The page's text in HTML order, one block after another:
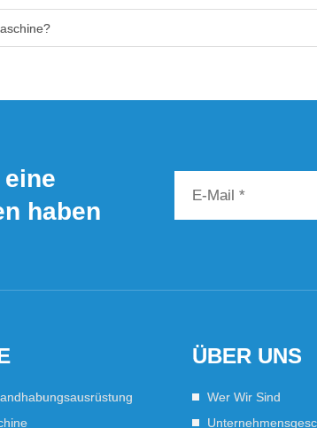
haben
ÜBER UNS
Wer Wir Sind